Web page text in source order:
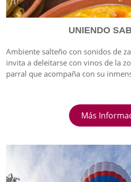
UNIENDO
Ambiente salteño con sonidos de
invita a deleitarse con vinos de la
parral que acompaña con su
Más